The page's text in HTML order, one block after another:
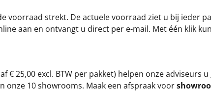
voorraad strekt. De actuele voorraad ziet u bij ieder
aan en ontvangt u direct per e-mail. Met één klik
€ 25,00 excl. BTW per pakket) helpen onze
onze 10 showrooms. Maak een afspraak voor